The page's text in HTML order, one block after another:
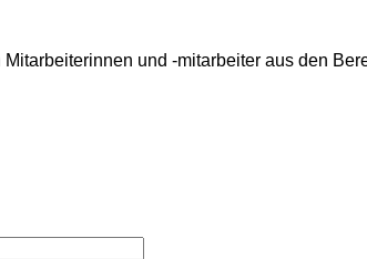
und -mitarbeiter aus den